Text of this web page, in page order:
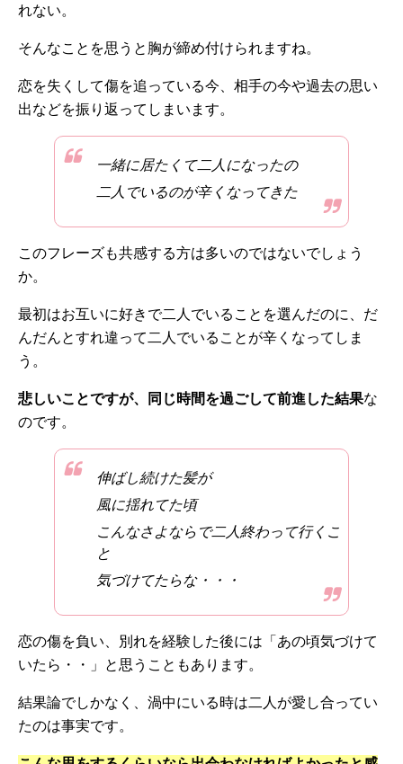
れない。
そんなことを思うと胸が締め付けられますね。
恋を失くして傷を追っている今、相手の今や過去の思い
出などを振り返ってしまいます。
一緒に居たくて二人になったの
二人でいるのが辛くなってきた
このフレーズも共感する方は多いのではないでしょう
か。
最初はお互いに好きで二人でいることを選んだのに、だ
んだんとすれ違って二人でいることが辛くなってしま
う。
悲しいことですが、同じ時間を過ごして前進した結果な
のです。
伸ばし続けた髪が
風に揺れてた頃
こんなさよならで二人終わって行くこ
と
気づけてたらな・・・
恋の傷を負い、別れを経験した後には「あの頃気づけて
いたら・・」と思うこともあります。
結果論でしかなく、渦中にいる時は二人が愛し合ってい
たのは事実です。